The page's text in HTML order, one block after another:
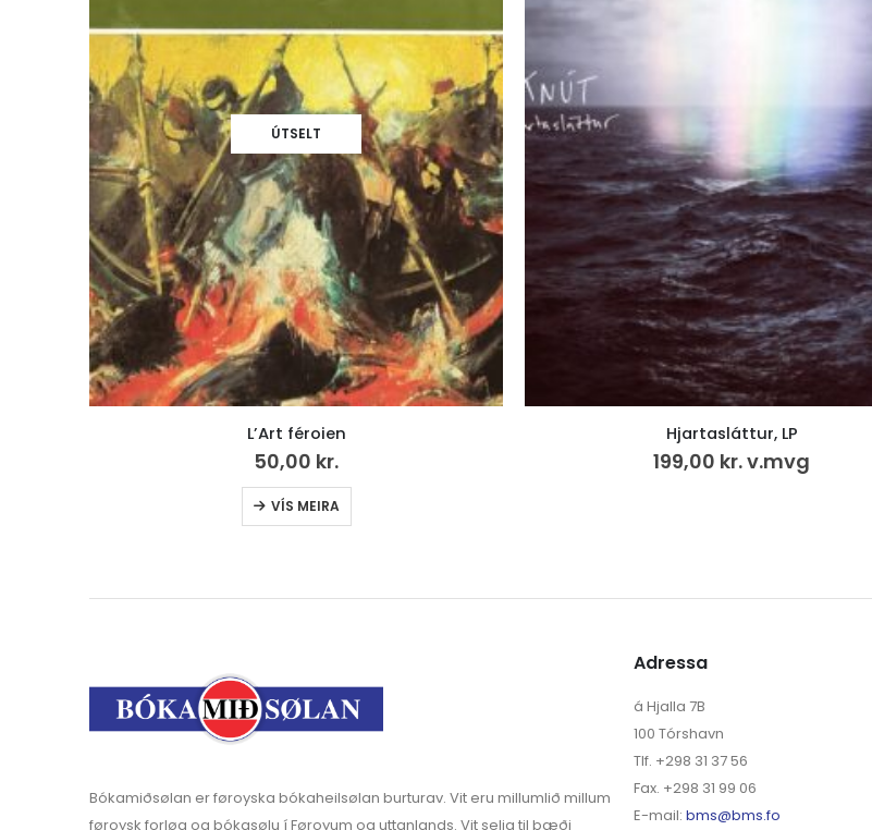
Hjartasláttur, LP
199,00kr.v.mvg
Fuglafjørður og fuglfiringar 1 (6)
495,00kr.
á Hjalla 7B